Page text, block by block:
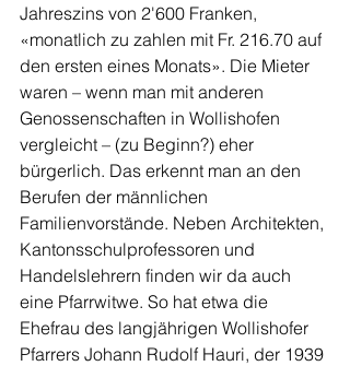
Jahreszins von 2'600 Franken,
«monatlich zu zahlen mit Fr. 216.70 auf
den ersten eines Monats». Die Mieter
waren – wenn man mit anderen
Genossenschaften in Wollishofen
vergleicht – (zu Beginn?) eher
bürgerlich. Das erkennt man an den
Berufen der männlichen
Familienvorstände. Neben Architekten,
Kantonsschulprofessoren und
Handelslehrern finden wir da auch
eine Pfarrwitwe. So hat etwa die
Ehefrau des langjährigen Wollishofer
Pfarrers Johann Rudolf Hauri, der 1939